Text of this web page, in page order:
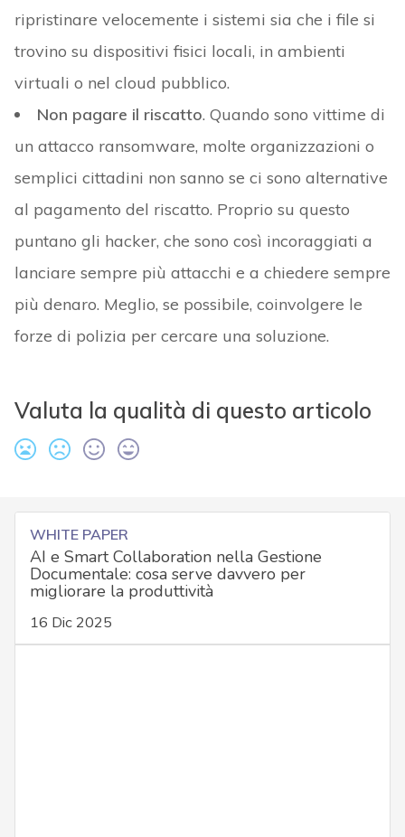
ripristinare velocemente i sistemi sia che i file si
trovino su dispositivi fisici locali, in ambienti
virtuali o nel cloud pubblico.
Non pagare il riscatto. Quando sono vittime di
un attacco ransomware, molte organizzazioni o
semplici cittadini non sanno se ci sono alternative
al pagamento del riscatto. Proprio su questo
puntano gli hacker, che sono così incoraggiati a
lanciare sempre più attacchi e a chiedere sempre
più denaro. Meglio, se possibile, coinvolgere le
forze di polizia per cercare una soluzione.
Valuta la qualità di questo articolo
WHITE PAPER
AI e Smart Collaboration nella Gestione
Documentale: cosa serve davvero per
migliorare la produttività
16 Dic 2025